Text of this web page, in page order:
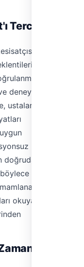
Tercih
deneyimlidir.
ustalarla
şeffaf
okuyarak